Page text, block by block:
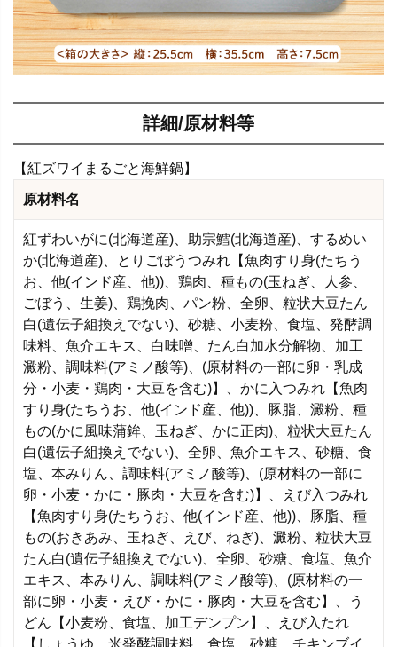
詳細/原材料等
【紅ズワイまるごと海鮮鍋】
原材料名
紅ずわいがに(北海道産)、助宗鱈(北海道産)、するめい
か(北海道産)、とりごぼうつみれ【魚肉すり身(たちう
お、他(インド産、他))、鶏肉、種もの(玉ねぎ、人参、
ごぼう、生姜)、鶏挽肉、パン粉、全卵、粒状大豆たん
白(遺伝子組換えでない)、砂糖、小麦粉、食塩、発酵調
味料、魚介エキス、白味噌、たん白加水分解物、加工
澱粉、調味料(アミノ酸等)、(原材料の一部に卵・乳成
分・小麦・鶏肉・大豆を含む)】、かに入つみれ【魚肉
すり身(たちうお、他(インド産、他))、豚脂、澱粉、種
もの(かに風味蒲鉾、玉ねぎ、かに正肉)、粒状大豆たん
白(遺伝子組換えでない)、全卵、魚介エキス、砂糖、食
塩、本みりん、調味料(アミノ酸等)、(原材料の一部に
卵・小麦・かに・豚肉・大豆を含む)】、えび入つみれ
【魚肉すり身(たちうお、他(インド産、他))、豚脂、種
もの(おきあみ、玉ねぎ、えび、ねぎ)、澱粉、粒状大豆
たん白(遺伝子組換えでない)、全卵、砂糖、食塩、魚介
エキス、本みりん、調味料(アミノ酸等)、(原材料の一
部に卵・小麦・えび・かに・豚肉・大豆を含む】、う
どん【小麦粉、食塩、加工デンプン】、えび入たれ
【しょうゆ、米発酵調味料、食塩、砂糖、チキンブイ